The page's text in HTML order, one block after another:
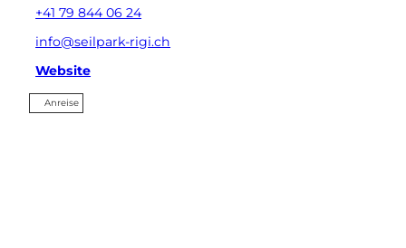
+41 79 844 06 24
info@seilpark-rigi.ch
Website
Anreise